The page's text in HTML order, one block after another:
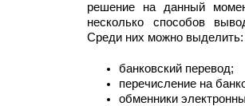
решение на данный
несколько способов
Среди них можно выделить:
банковский перевод;
перечисление на
обменники